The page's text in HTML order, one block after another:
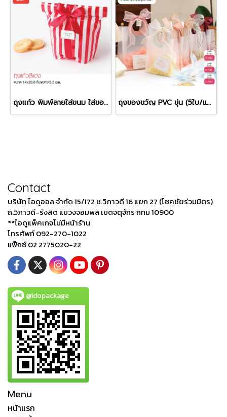
ถุงแก้ว พิมพ์ลายใส่ขนม ใส่ของขวัญ ขนาด 5x14x20.6 ซม. ถุงของขวัญ PVC ขุ่น (5ใบ/แพ็ค) กระเป๋าจัดกิ๊ฟเซ็ท ของขวัญ ดอกไม้ ขนม ของชำร่วย
Contact
บริษัท ไอดูออล จำกัด 15/172 ซ.วิภาวดี 16 แยก 27 (โชคชัยร่วมมิตร)
ถ.วิภาวดี-รังสิต แขวงจอมพล เขตจตุจักร กทม 10900
**ไอดูแพ็คเกจไม่มีหน้าร้าน
โทรศัพท์ 092-270-1022
แฟ็กซ์ 02 2775020-22
@idopackage
Menu
หน้าแรก